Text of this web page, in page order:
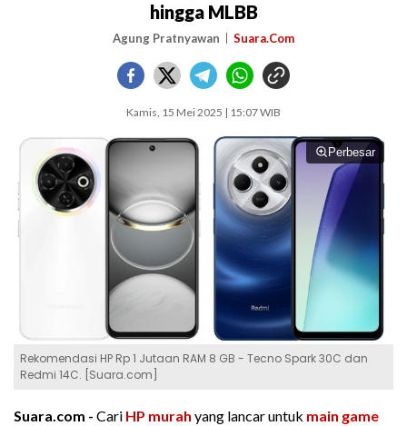
hingga MLBB
Agung Pratnyawan Suara.Com
Kamis, 15 Mei 2025 | 15:07 WIB
Perbesar
Rekomendasi HP Rp 1 Jutaan RAM 8 GB - Tecno Spark 30C dan
Redmi 14C. [Suara.com]
Suara.com - Cari HP murah yang lancar untuk main game